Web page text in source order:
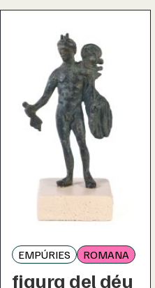
EMPÚRIES ROMANA
figura del déu